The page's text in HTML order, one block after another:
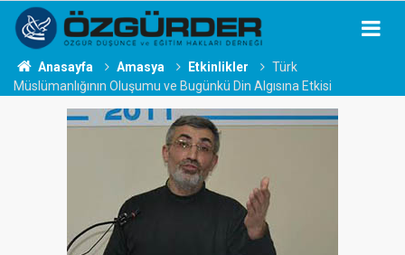
Anasayfa Amasya Etkinlikler
Türk
Müslümanlığının Oluşumu ve Bugünkü Din Algısına Etkisi